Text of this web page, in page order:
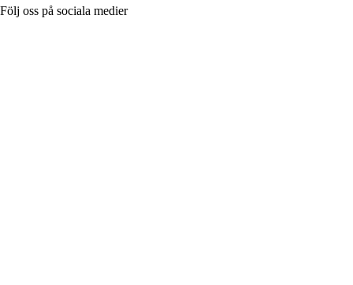
Följ oss på sociala medier